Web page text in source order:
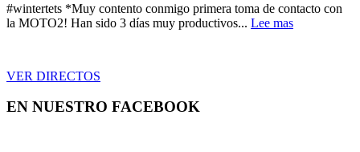
#wintertets *Muy contento conmigo primera toma de contacto con
la MOTO2! Han sido 3 días muy productivos... Lee mas
VER DIRECTOS
EN NUESTRO FACEBOOK